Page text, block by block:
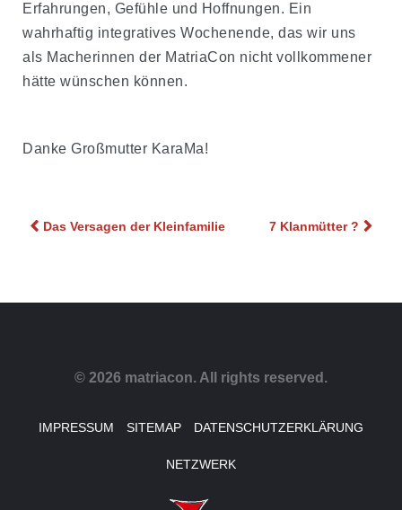
Erfahrungen, Gefühle und Hoffnungen. Ein
wahrhaftig integratives Wochenende, das wir uns
als Macherinnen der MatriaCon nicht vollkommener
hätte wünschen können.
Danke Großmutter KaraMa!
Beitragsnavigation
Das Versagen der Kleinfamilie 7 Klanmütter ?
© 2026 matriacon. All rights reserved.
IMPRESSUM SITEMAP DATENSCHUTZERKLÄRUNG
NETZWERK